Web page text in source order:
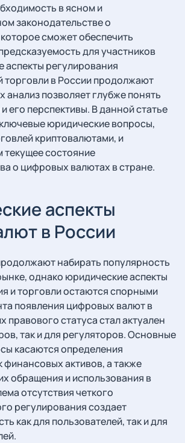
в ясном и
законодательстве о
сможет обеспечить
для участников
аспекты регулирования
торговли в России продолжают
анализ позволяет глубже понять
его перспективы. В данной статье
юридические вопросы,
криптовалютами, и
текущее состояние
о цифровых валютах в стране.
аспекты
в России
набирать популярность
однако юридические аспекты
и торговли остаются спорными
появления цифровых валют в
правового статуса стал актуален
так и для регуляторов. Основные
касаются определения
финансовых активов, а также
обращения и использования в
отсутствия четкого
регулирования создает
как для пользователей, так и для